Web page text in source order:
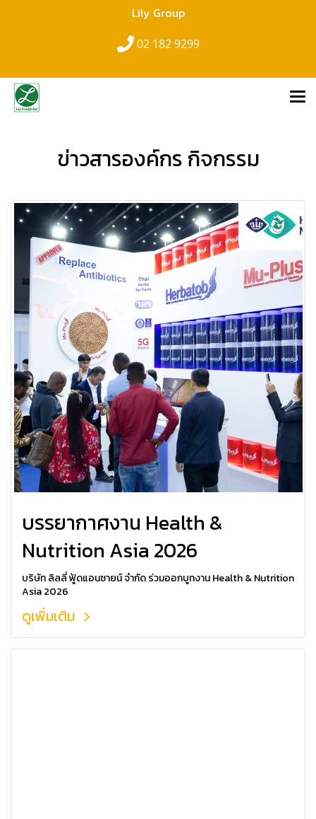
Lily Group
02 182 9299
ข่าวสารองค์กร กิจกรรม
บรรยากาศงาน Health &
Nutrition Asia 2026
บริษัท ลิลลี่ ฟู้ดแอนซายน์ จำกัด ร่วมออกบูทงาน Health & Nutrition
Asia 2026
ดูเพิ่มเติม